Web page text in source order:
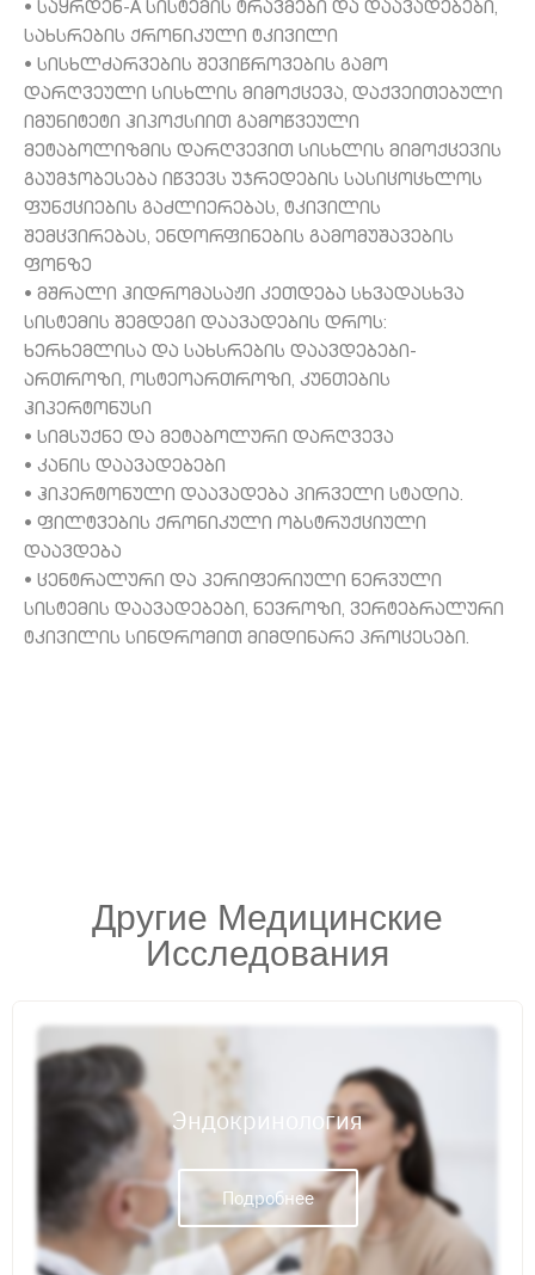
• საყრდენ-A სისტემის ტრავმები და დაავადებები,
სახსრების ქრონიკული ტკივილი
• სისხლძარვების შევიწროვების გამო
დარღვეული სისხლის მიმოქცევა, დაქვეითებული
იმუნიტეტი ჰიპოქსიით გამოწვეული
მეტაბოლიზმის დარღვევით სისხლის მიმოქცევის
გაუმჯობესება იწვევს უჯრედების სასიცოცხლოს
ფუნქციების გაძლიერებას, ტკივილის
შემცვირებას, ენდორფინების გამომუშავების
ფონზე
• მშრალი ჰიდრომასაჟი კეთდება სხვადასხვა
სისტემის შემდეგი დაავადების დროს:
ხერხემლისა და სახსრების დაავდებები-
ართროზი, ოსტეოართროზი, კუნთების
ჰიპერტონუსი
• სიმსუქნე და მეტაბოლური დარღვევა
• კანის დაავადებები
• ჰიპერტონული დაავადება პირველი სტადია.
• ფილტვების ქრონიკული ობსტრუქციული
დაავდება
• ცენტრალური და პერიფერიული ნერვული
სისტემის დაავადებები, ნევროზი, ვერტებრალური
ტკივილის სინდრომით მიმდინარე პროცესები.
Другие Медицинские
Исследования
Эндокринология
Подробнее